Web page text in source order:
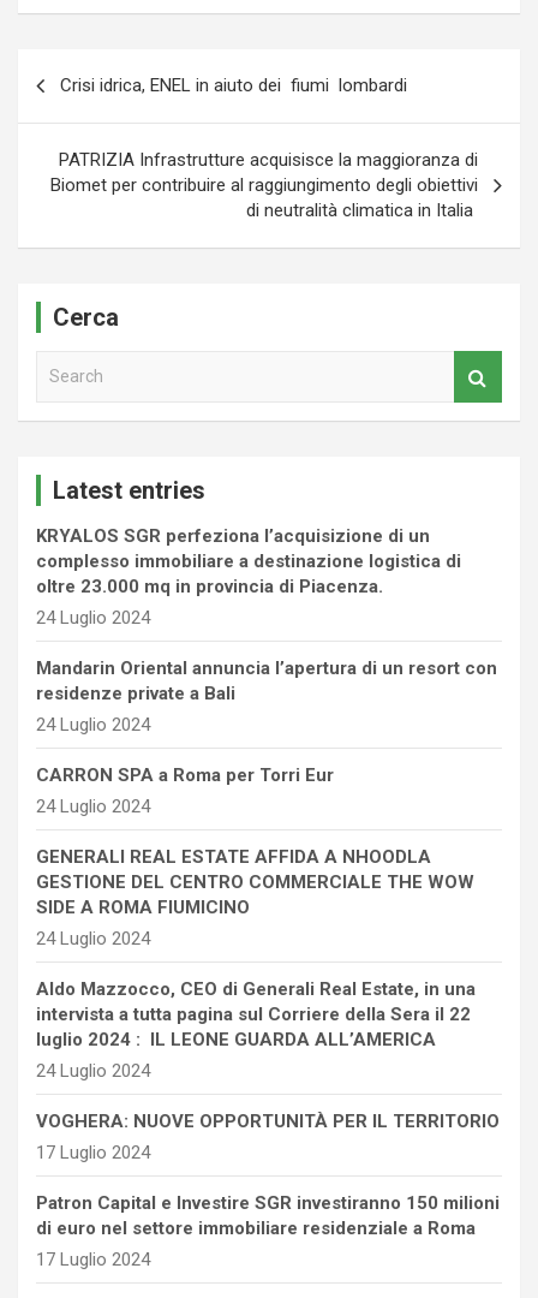
Crisi idrica, ENEL in aiuto dei fiumi lombardi
PATRIZIA Infrastrutture acquisisce la maggioranza di
Biomet per contribuire al raggiungimento degli obiettivi
di neutralità climatica in Italia
Cerca
Latest entries
KRYALOS SGR perfeziona l’acquisizione di un
complesso immobiliare a destinazione logistica di
oltre 23.000 mq in provincia di Piacenza.
24 Luglio 2024
Mandarin Oriental annuncia l’apertura di un resort con
residenze private a Bali
24 Luglio 2024
CARRON SPA a Roma per Torri Eur
24 Luglio 2024
GENERALI REAL ESTATE AFFIDA A NHOODLA
GESTIONE DEL CENTRO COMMERCIALE THE WOW
SIDE A ROMA FIUMICINO
24 Luglio 2024
Aldo Mazzocco, CEO di Generali Real Estate, in una
intervista a tutta pagina sul Corriere della Sera il 22
luglio 2024 : IL LEONE GUARDA ALL’AMERICA
24 Luglio 2024
VOGHERA: NUOVE OPPORTUNITÀ PER IL TERRITORIO
17 Luglio 2024
Patron Capital e Investire SGR investiranno 150 milioni
di euro nel settore immobiliare residenziale a Roma
17 Luglio 2024